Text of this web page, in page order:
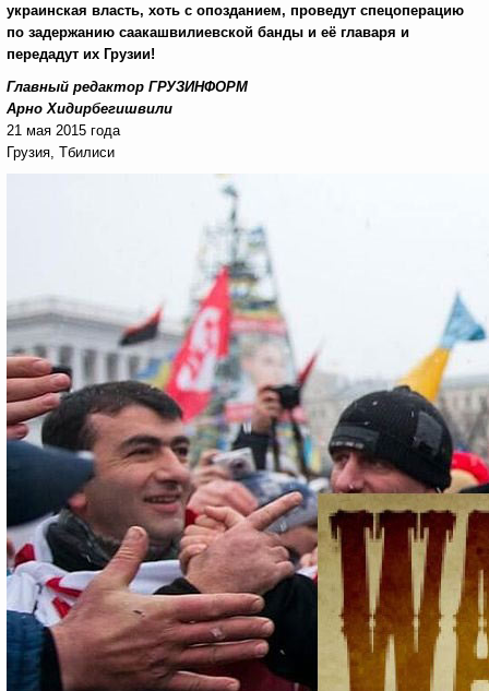
украинская власть, хоть с опозданием, проведут спецоперацию
по задержанию саакашвилиевской банды и её главаря и
передадут их Грузии!
Главный редактор ГРУЗИНФОРМ
Арно Хидирбегишвили
21 мая 2015 года
Грузия, Тбилиси